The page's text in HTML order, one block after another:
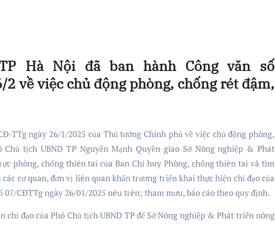
Hà Nội đã ban hành Công văn số
về việc chủ động phòng, chống rét đậm,
TTg ngày 26/1/2025 của Thủ tướng Chính phủ về việc chủ động phòng,
tịch UBND TP Nguyễn Mạnh Quyền giao Sở Nông nghiệp & Phát
phòng, chống thiên tai của Ban Chỉ huy Phòng, chống thiên tai và tìm
cơ quan, đơn vị liên quan khẩn trương triển khai thực hiện chỉ đạo của
07/CĐTTg ngày 26/01/2025 nêu trên; tham mưu, báo cáo theo quy định.
chỉ đạo của Phó Chủ tịch UBND TP để Sở Nông nghiệp & Phát triển nông